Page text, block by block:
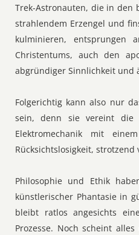
Trek-Astronauten, die in den
strahlendem Erzengel und
kulminieren, entsprungen
Christentums, auch den
abgründiger Sinnlichkeit und
Folgerichtig kann also nur
sein, denn sie vereint die
Elektromechanik mit
Rücksichtslosigkeit,
Philosophie und Ethik
künstlerischer Phantasie in
bleibt ratlos angesichts
Prozesse. Noch scheint